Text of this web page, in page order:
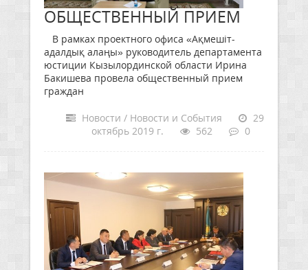
ОБЩЕСТВЕННЫЙ ПРИЕМ
В рамках проектного офиса «Ақмешіт-
адалдық алаңы» руководитель департамента
юстиции Кызылординской области Ирина
Бакишева провела общественный прием
граждан
Новости / Новости и События
29
октябрь 2019 г.
562 0